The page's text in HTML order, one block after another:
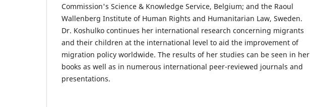
Commission's Science & Knowledge Service, Belgium; and the Raoul
Wallenberg Institute of Human Rights and Humanitarian Law, Sweden.
Dr. Koshulko continues her international research concerning migrants
and their children at the international level to aid the improvement of
migration policy worldwide. The results of her studies can be seen in her
books as well as in numerous international peer-reviewed journals and
presentations.